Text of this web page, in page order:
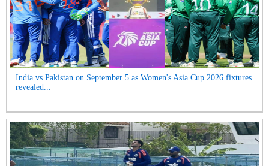
India vs Pakistan on September 5 as Women's Asia Cup 2026 fixtures
revealed...